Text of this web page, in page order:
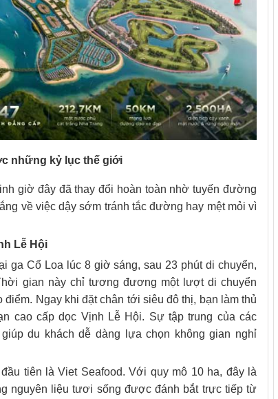
những kỷ lục thế giới
giờ đây đã thay đổi hoàn toàn nhờ tuyến đường
về việc dậy sớm tránh tắc đường hay mệt mỏi vì
Lễ Hội
ga Cổ Loa lúc 8 giờ sáng, sau 23 phút di chuyển,
gian này chỉ tương đương một lượt di chuyển
Ngay khi đặt chân tới siêu đô thị, bạn làm thủ
cao cấp dọc Vịnh Lễ Hội. Sự tập trung của các
du khách dễ dàng lựa chọn không gian nghỉ
tiên là Viet Seafood. Với quy mô 10 ha, đây là
nguyên liệu tươi sống được đánh bắt trực tiếp từ